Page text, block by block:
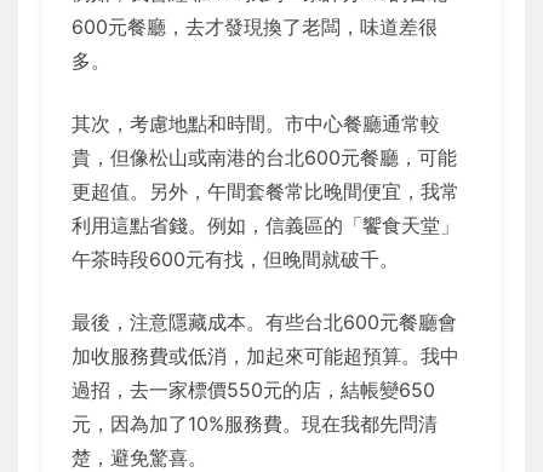
600元餐廳，去才發現換了老闆，味道差很
多。
其次，考慮地點和時間。市中心餐廳通常較
貴，但像松山或南港的台北600元餐廳，可能
更超值。另外，午間套餐常比晚間便宜，我常
利用這點省錢。例如，信義區的「饗食天堂」
午茶時段600元有找，但晚間就破千。
最後，注意隱藏成本。有些台北600元餐廳會
加收服務費或低消，加起來可能超預算。我中
過招，去一家標價550元的店，結帳變650
元，因為加了10%服務費。現在我都先問清
楚，避免驚喜。